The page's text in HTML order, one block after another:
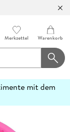
Merkzettel Warenkorb
mit dem